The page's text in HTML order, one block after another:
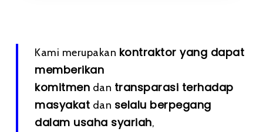
Kami merupakan kontraktor yang dapat
memberikan
komitmen dan transparasi terhadap
masyakat dan selalu berpegang
dalam usaha syariah,